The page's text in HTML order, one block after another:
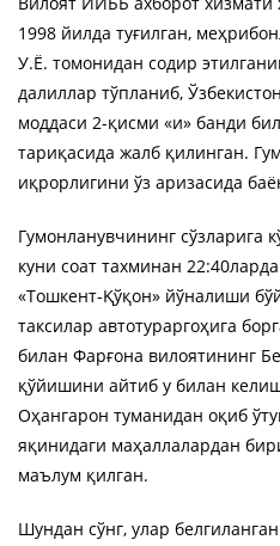
1998 йилда туғилган,
У.Ё. томонидан содир
далиллар тўпланиб,
моддаси 2-қисми «и» банди
тариқасида жалб қилинган.
иқрорлигини ўз аризасида
Гумонланувчининг сўзларига
куни соат тахминан
«Тошкент-Қўқон» йўналиши
таксилар автотураргоҳига
билан Фарғона вилоятининг
қўйишини айтиб у билан
Оҳангарон туманидан оқиб
яқинидаги маҳаллалардан
маълум қилган.
Шундан сўнг, улар